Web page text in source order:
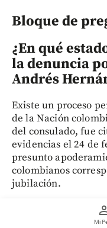
Mi
Bloque de
¿En qué
la denuncia
Andrés
Existe un proceso
de la Nación
del consulado, fue
evidencias el 24 de
presunto
colombianos
jubilación.
¿Por qué